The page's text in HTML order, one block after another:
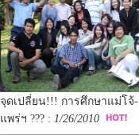
จุดเปลี่ยน!!! การศึกษาแม่โจ้-
แพร่ฯ ??? : 1/26/2010